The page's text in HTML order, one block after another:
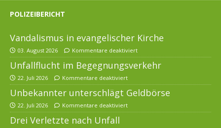
POLIZEIBERICHT
Vandalismus in evangelischer Kirche
03. August 2026 Kommentare deaktiviert
Unfallflucht im Begegnungsverkehr
22. Juli 2026 Kommentare deaktiviert
Unbekannter unterschlägt Geldbörse
22. Juli 2026 Kommentare deaktiviert
Drei Verletzte nach Unfall